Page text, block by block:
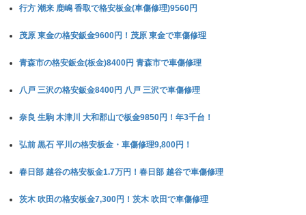
行方 潮来 鹿嶋 香取で格安板金(車傷修理)9560円
茂原 東金の格安鈑金9600円！茂原 東金で車傷修理
青森市の格安鈑金(板金)8400円 青森市で車傷修理
八戸 三沢の格安鈑金8400円 八戸 三沢で車傷修理
奈良 生駒 木津川 大和郡山で板金9850円！年3千台！
弘前 黒石 平川の格安板金・車傷修理9,800円！
春日部 越谷の格安板金1.7万円！春日部 越谷で車傷修理
茨木 吹田の格安板金7,300円！茨木 吹田で車傷修理